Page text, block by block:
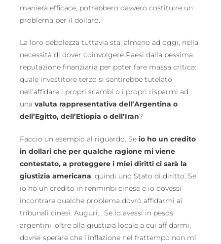
maniera efficace, potrebbero davvero costituire un
problema per il dollaro.
La loro debolezza tuttavia sta, almeno ad oggi, nella
necessità di dover coinvolgere Paesi dalla pessima
reputazione finanziaria per poter fare massa critica:
quale investitore terzo si sentirebbe tutelato
nell’affidare i propri scambi o i propri risparmi ad
unavaluta rappresentativa dell’Argentina o
dell’Egitto, dell’Etiopia o dell’Iran?
Faccio un esempio al riguardo. Se io ho un credito
in dollari che per qualche ragione mi viene
contestato, a proteggere i miei diritti ci sarà la
giustizia americana , quindi uno Stato di diritto. Se
io ho un credito in renminbi cinese e io dovessi
incontrare qualche problema dovrò affidarmi ai
tribunali cinesi. Auguri… Se lo avessi in pesos
argentini, oltre alla giustizia locale a cui affidarmi,
dovrei sperare che l’inflazione nel frattempo non mi